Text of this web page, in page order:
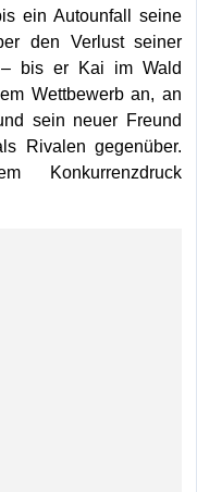
ein Autounfall seine
den Verlust seiner
bis er Kai im Wald
Wettbewerb an, an
sein neuer Freund
Rivalen gegenüber.
Konkurrenzdruck